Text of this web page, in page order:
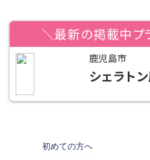
＼最新の掲載中プ
鹿児島市
シェラト
初めての方へ